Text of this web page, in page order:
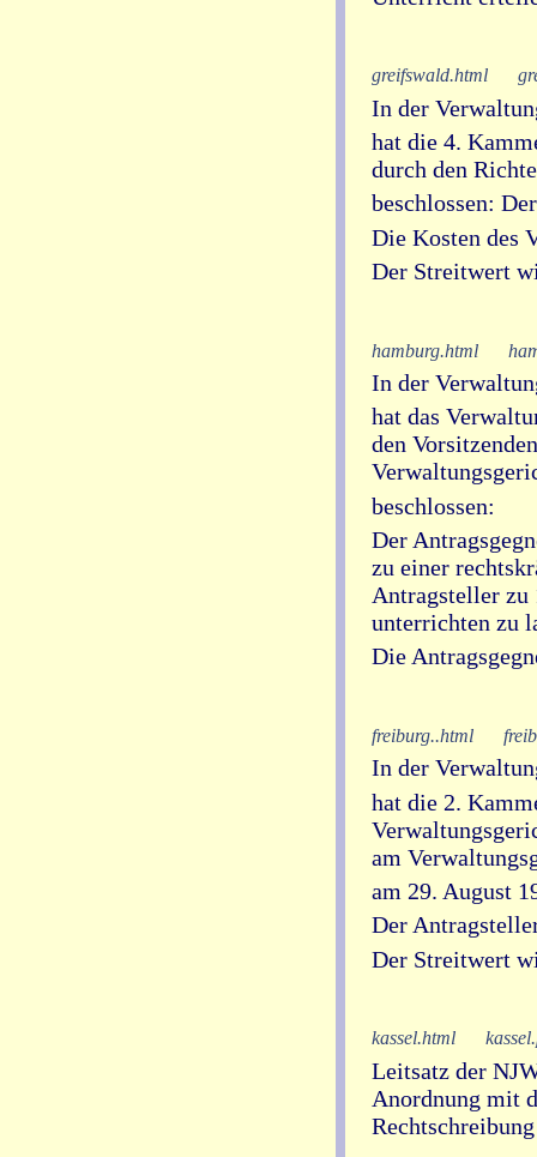
greifswald.html
In der
hat die 4.
durch den
beschlossen:
Die Kosten des
Der Streitwert
hamburg.html
In der
hat das
den
beschlossen:
Der
zu einer
Antragsteller zu
unterrichten zu
Die
freiburg..html
In der
hat die 2.
am
am 29. August
Der
Der Streitwert
kassel.html
Leitsatz der
Anordnung mit